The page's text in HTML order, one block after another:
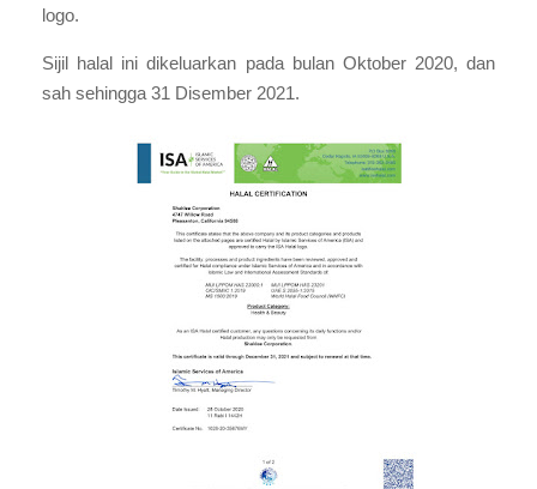
logo.
Sijil halal ini dikeluarkan pada bulan Oktober 2020, dan
sah sehingga 31 Disember 2021.